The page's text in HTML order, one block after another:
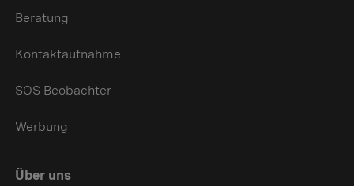
Beratung
Kontaktaufnahme
SOS Beobachter
Werbung
Über uns